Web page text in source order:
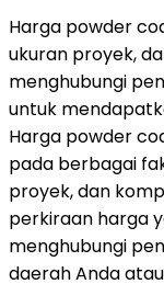
Harga powder
ukuran proyek,
menghubungi
untuk
Harga powder
pada berbagai
proyek, dan
perkiraan harga
menghubungi
daerah Anda